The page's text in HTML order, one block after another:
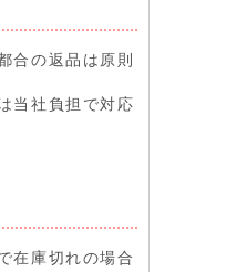
合の返品は原則
当社負担で対応
在庫切れの場合